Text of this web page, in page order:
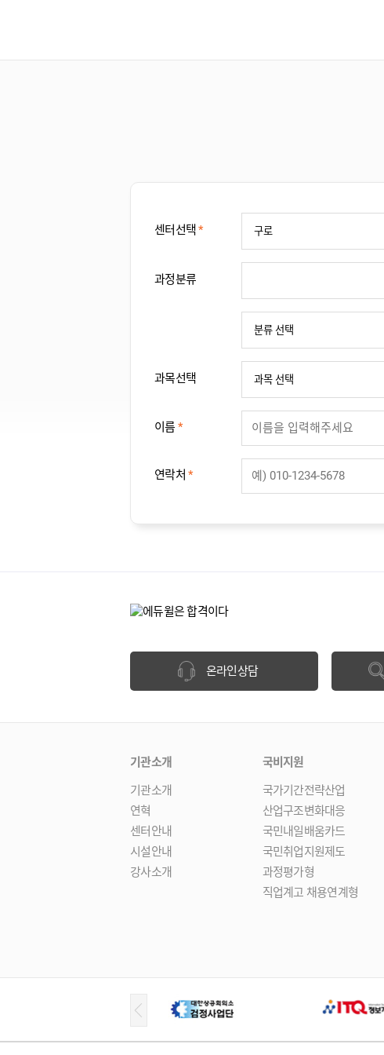
센터선택*
과정분류
과목선택
이름 *
연락처 *
온라인상담
기관소개
기관소개
연혁
센터안내
시설안내
강사소개
국비지원
국가기간전략산업
산업구조변화대응
국민내일배움카드
국민취업지원제도
과정평가형
직업계고 채용연계형